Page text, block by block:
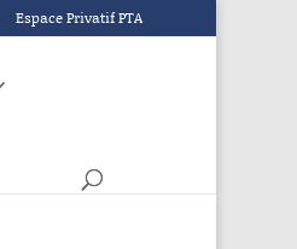
Espace Privatif PTA